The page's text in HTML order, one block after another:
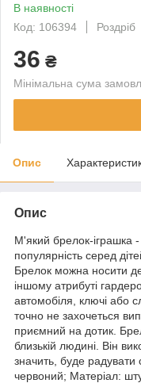
В наявності
Код: 106394
Роздріб
36 ₴
Мінімальна сума
Опис
Опис
М'який брелок-іграшка
популярність серед
Брелок можна носити
іншому атрибуті
автомобіля, ключі або
точно не захочеться
приємний на дотик.
близькій людині. Він
значить, буде
червоний; Матеріал: